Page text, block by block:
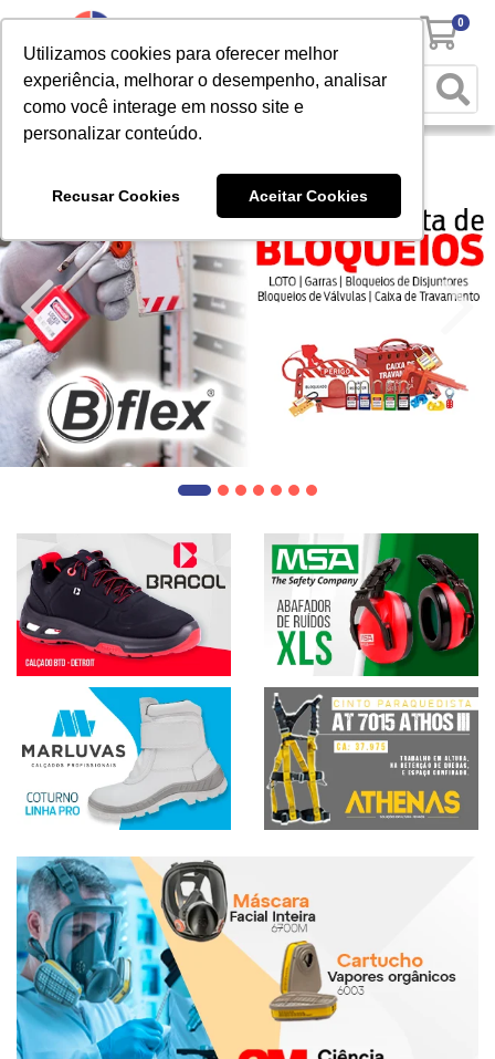
Utilizamos cookies para oferecer melhor
experiência, melhorar o desempenho, analisar
como você interage em nosso site e
personalizar conteúdo.
Recusar Cookies Aceitar Cookies
0